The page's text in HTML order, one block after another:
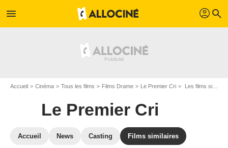
menu profil search
Accueil Cinéma Tous les films Films Drame Le Premier Cri Les films similaires à "Le Premier Cri"
Le Premier Cri
Accueil News Casting Films similaires